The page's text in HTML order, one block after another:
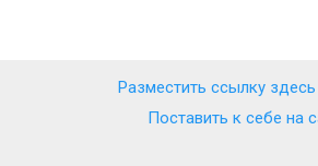
Разместить ссылку
Поставить к себе на